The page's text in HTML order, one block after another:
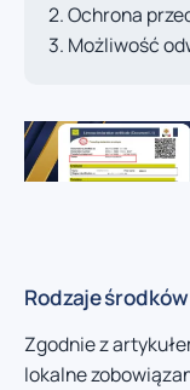
Ochrona
Możliwość
Rodzaje
Zgodnie z
lokalne